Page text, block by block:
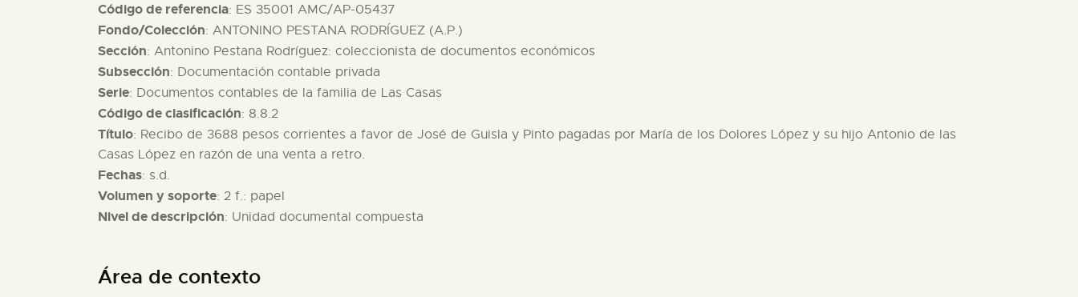
Código de referencia: ES 35001 AMC/AP-05437
Fondo/Colección: ANTONINO PESTANA RODRÍGUEZ (A.P.)
Sección: Antonino Pestana Rodríguez: coleccionista de documentos económicos
Subsección: Documentación contable privada
Serie: Documentos contables de la familia de Las Casas
Código de clasificación: 8.8.2
Título: Recibo de 3688 pesos corrientes a favor de José de Guisla y Pinto pagadas por María de los Dolores López y su hijo Antonio de las
Casas López en razón de una venta a retro.
Fechas: s.d.
Volumen y soporte: 2 f.: papel
Nivel de descripción: Unidad documental compuesta
Área de contexto